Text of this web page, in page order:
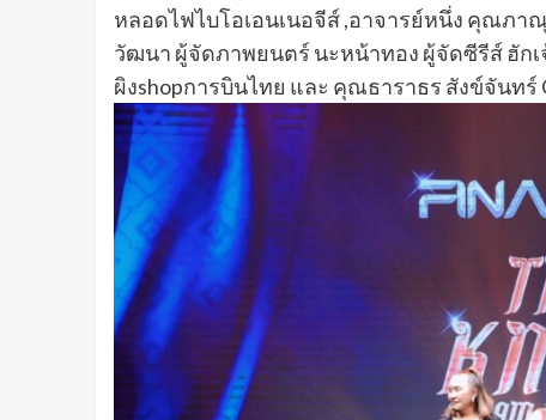
หลอดไฟไบโอเอนเนอจีส์ ,อาจารย์หนึ่ง คุณภ
วัฒนา ผู้จัดภาพยนตร์ นะหน้าทอง ผู้จัดซีรีส์ ฮัก
ผิงshopการบินไทย และ คุณธาราธร สังข์จันท